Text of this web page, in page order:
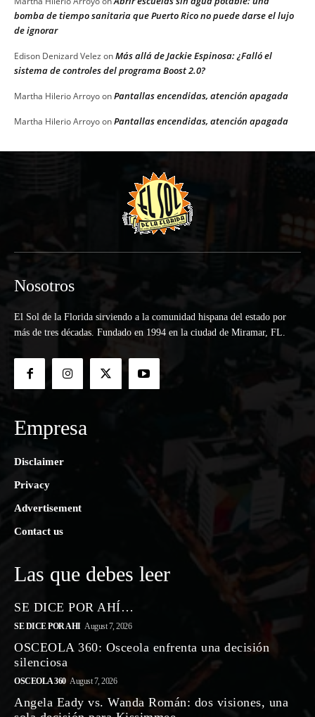
bomba de tiempo sanitaria que Puerto Rico no puede darse el lujo
de ignorar
Edison Denizard Velez onMás allá de Jackie Espinosa: ¿Falló el
sistema de controles del programa Boost 2.0?
Martha Hilerio ArroyoonPantallas encendidas, atención apagada
Martha Hilerio ArroyoonPantallas encendidas, atención apagada
Nosotros
El Sol de la Florida sirviendo a la comunidad hispana del estado por
más de tres décadas. Fundado en 1994 en la ciudad de Miramar, FL.
Empresa
Disclaimer
Privacy
Advertisement
Contact us
Las que debes leer
SE DICE POR AHÍ…
SE DICE POR AHI August 7, 2026
OSCEOLA 360: Osceola enfrenta una decisión
silenciosa
OSCEOLA 360 August 7, 2026
Angela Eady vs. Wanda Román: dos visiones, una